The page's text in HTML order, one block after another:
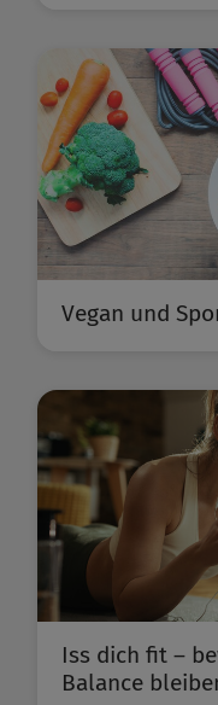
Vegan und
Iss dich fit –
Balance